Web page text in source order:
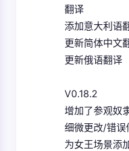
翻译
添加意大利语
更新简体中文
更新俄语翻译
V0.18.2
增加了参观奴
细微更改/错误
为女王场景添